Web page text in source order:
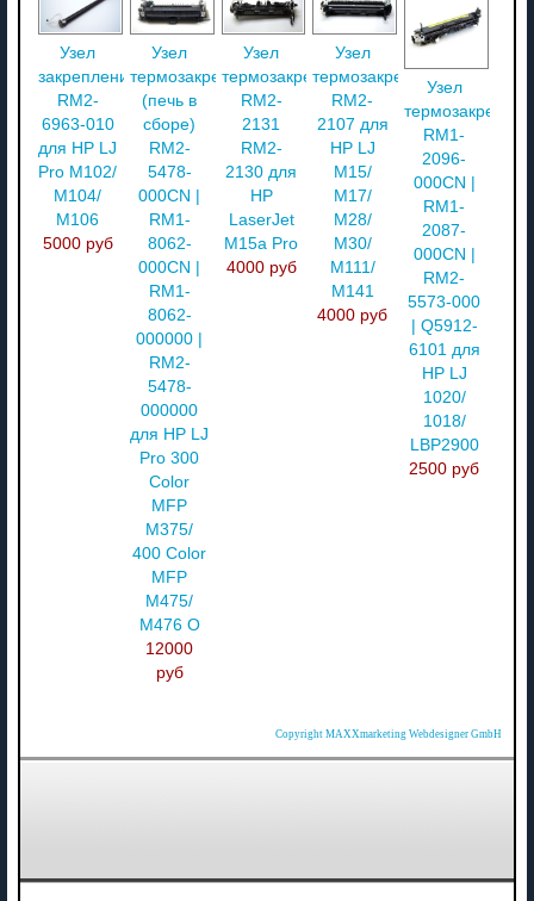
Узел
закрепления
RM2-
6963-010
для HP LJ
Pro M102/
M104/
M106
5000 руб
Узел
термозакрепления
(печь в
сборе)
RM2-
5478-
000CN |
RM1-
8062-
000CN |
RM1-
8062-
000000 |
RM2-
5478-
000000
для HP LJ
Pro 300
Color
MFP
M375/
400 Color
MFP
M475/
M476 О
12000
руб
Узел
термозакрепления
RM2-
2131
RM2-
2130 для
HP
LaserJet
M15a Pro
4000 руб
Узел
термозакрепления
RM2-
2107 для
HP LJ
M15/
M17/
M28/
M30/
M111/
M141
4000 руб
Узел
RM1-
2096-
000CN |
RM1-
2087-
000CN |
RM2-
5573-000
| Q5912-
6101 для
HP LJ
1020/
1018/
LBP2900
2500 руб
Copyright MAXXmarketing Webdesigner GmbH